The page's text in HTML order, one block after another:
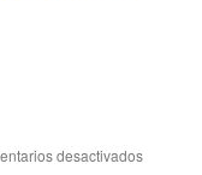
desactivados